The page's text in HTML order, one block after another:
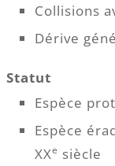
Collisions
Dérive
Statut
Espèce
Espèce
XXe siècle